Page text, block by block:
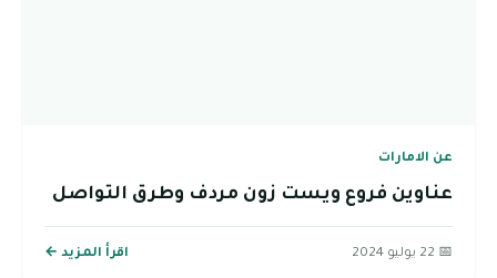
عن الامارات
عناوين فروع ويست زون مردف وطرق التواصل
📅 22 يوليو 2024 اقرأ المزيد ←